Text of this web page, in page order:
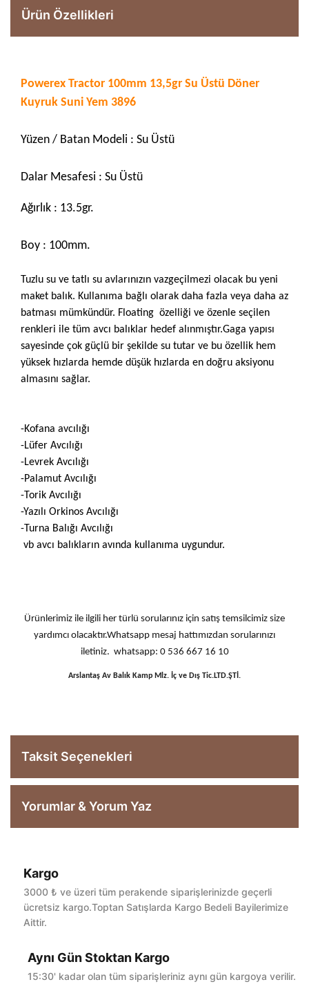
Ürün Özellikleri
Powerex Tractor 100mm 13,5gr Su Üstü Döner
Kuyruk Suni Yem 3896
Yüzen / Batan Modeli : Su Üstü
Dalar Mesafesi : Su Üstü
Ağırlık : 13.5gr.
Boy : 100mm.
Tuzlu su ve tatlı su avlarınızın vazgeçilmezi olacak bu yeni
maket balık. Kullanıma bağlı olarak daha fazla veya daha az
batması mümkündür. Floating özelliği ve özenle seçilen
renkleri ile tüm avcı balıklar hedef alınmıştır.Gaga yapısı
sayesinde çok güçlü bir şekilde su tutar ve bu özellik hem
yüksek hızlarda hemde düşük hızlarda en doğru aksiyonu
almasını sağlar.
-Kofana avcılığı
-Lüfer Avcılığı
-Levrek Avcılığı
-Palamut Avcılığı
-Torik Avcılığı
-Yazılı Orkinos Avcılığı
-Turna Balığı Avcılığı
vb avcı balıkların avında kullanıma uygundur.
Ürünlerimiz ile ilgili her türlü sorularınız için satış temsilcimiz size
yardımcı olacaktır.Whatsapp mesaj hattımızdan sorularınızı
iletiniz. whatsapp: 0 536 667 16 10
Arslantaş Av Balık Kamp Mlz. İç ve Dış Tic.LTD.ŞTİ.
Taksit Seçenekleri
Yorumlar & Yorum Yaz
Bu ürüne ilk yorumu siz yapın!
Kargo
3000 ₺ ve üzeri tüm perakende siparişlerinizde geçerli
ücretsiz kargo.Toptan Satışlarda Kargo Bedeli Bayilerimize
Aittir.
Aynı Gün Stoktan Kargo
15:30' kadar olan tüm siparişleriniz aynı gün kargoya verilir.